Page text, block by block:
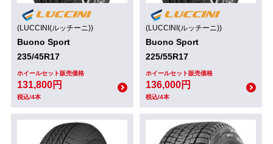
(LUCCINI(ルッチーニ))
Buono Sport
235/45R17
ホイールセット販売価格
131,800円
税込/4本
(LUCCINI(ルッチーニ))
Buono Sport
225/55R17
ホイールセット販売価格
136,000円
税込/4本